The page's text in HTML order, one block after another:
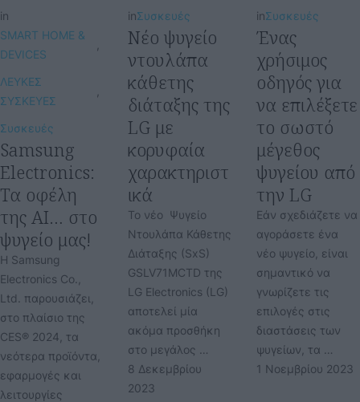
in
SMART HOME &
DEVICES
ΛΕΥΚΕΣ
ΣΥΣΚΕΥΕΣ
Συσκευές
Samsung
Electronics:
Τα οφέλη
της ΑΙ… στο
ψυγείο μας!
Η Samsung
Electronics Co.,
Ltd. παρουσιάζει,
στο πλαίσιο της
CES® 2024, τα
νεότερα προϊόντα,
εφαρμογές και
λειτουργίες
inΣυσκευές
Νέο ψυγείο
ντουλάπα
κάθετης
διάταξης της
LG με
κορυφαία
χαρακτηριστ
ικά
Το νέο Ψυγείο
Ντουλάπα Κάθετης
Διάταξης (SxS)
GSLV71MCTD της
LG Electronics (LG)
αποτελεί μία
ακόμα προσθήκη
στο μεγάλος …
8 Δεκεμβρίου
2023
inΣυσκευές
Ένας
χρήσιμος
οδηγός για
να επιλέξετε
το σωστό
μέγεθος
ψυγείου από
την LG
Εάν σχεδιάζετε να
αγοράσετε ένα
νέο ψυγείο, είναι
σημαντικό να
γνωρίζετε τις
επιλογές στις
διαστάσεις των
ψυγείων, τα …
1 Νοεμβρίου 2023